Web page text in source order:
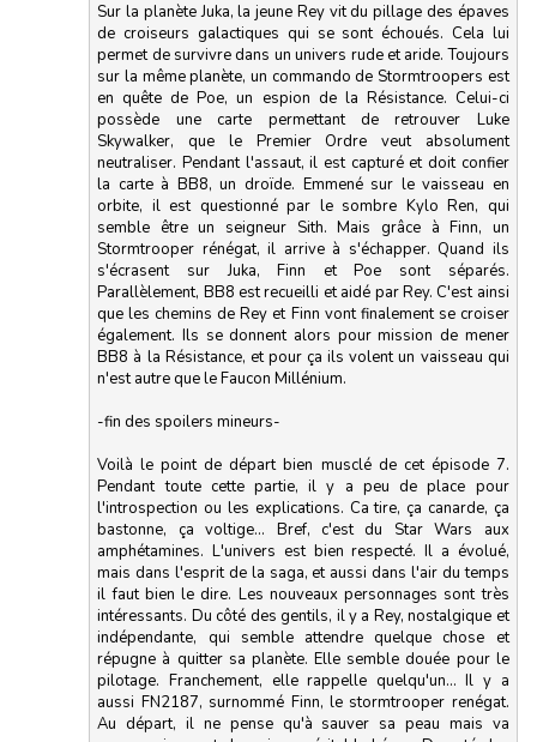
Sur la planète Juka, la jeune Rey vit du pillage des épaves
de croiseurs galactiques qui se sont échoués. Cela lui
permet de survivre dans un univers rude et aride. Toujours
sur la même planète, un commando de Stormtroopers est
en quête de Poe, un espion de la Résistance. Celui-ci
possède une carte permettant de retrouver Luke
Skywalker, que le Premier Ordre veut absolument
neutraliser. Pendant l'assaut, il est capturé et doit confier
la carte à BB8, un droïde. Emmené sur le vaisseau en
orbite, il est questionné par le sombre Kylo Ren, qui
semble être un seigneur Sith. Mais grâce à Finn, un
Stormtrooper rénégat, il arrive à s'échapper. Quand ils
s'écrasent sur Juka, Finn et Poe sont séparés.
Parallèlement, BB8 est recueilli et aidé par Rey. C'est ainsi
que les chemins de Rey et Finn vont finalement se croiser
également. Ils se donnent alors pour mission de mener
BB8 à la Résistance, et pour ça ils volent un vaisseau qui
n'est autre que le Faucon Millénium.
-fin des spoilers mineurs-
Voilà le point de départ bien musclé de cet épisode 7.
Pendant toute cette partie, il y a peu de place pour
l'introspection ou les explications. Ca tire, ça canarde, ça
bastonne, ça voltige... Bref, c'est du Star Wars aux
amphétamines. L'univers est bien respecté. Il a évolué,
mais dans l'esprit de la saga, et aussi dans l'air du temps
il faut bien le dire. Les nouveaux personnages sont très
intéressants. Du côté des gentils, il y a Rey, nostalgique et
indépendante, qui semble attendre quelque chose et
répugne à quitter sa planète. Elle semble douée pour le
pilotage. Franchement, elle rappelle quelqu'un... Il y a
aussi FN2187, surnommé Finn, le stormtrooper renégat.
Au départ, il ne pense qu'à sauver sa peau mais va